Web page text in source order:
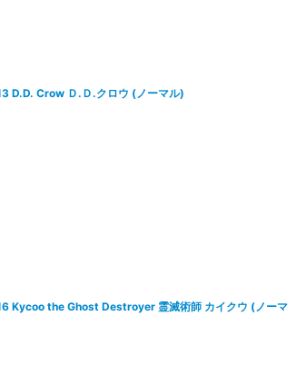
D.D. Crow Ｄ.Ｄ.クロウ (ノーマル)
Kycoo the Ghost Destroyer 霊滅術師 カイクウ (ノーマ